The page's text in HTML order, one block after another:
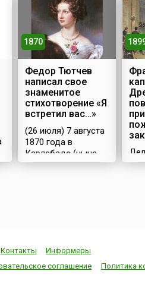
1870
Федор Тютчев
написал свое
знаменитое
стихотворение «Я
встретил вас…»
(26 июля) 7 августа
1870 года в
Карлсбаде (ныне
Карловы-Вары)
все былоеВ
отжившем сердце
Контакты
Информеры
соглашение Политика